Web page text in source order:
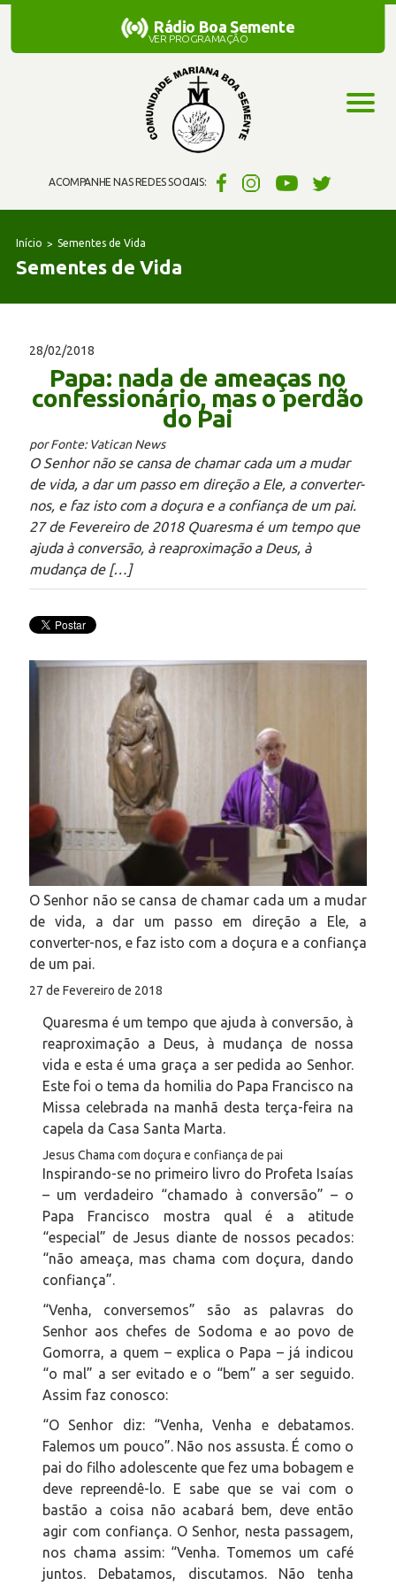
ACOMPANHE NAS REDES SOCIAIS:
Rádio Boa Semente
Rádio Boa Semente
VER PROGRAMAÇÃO
Início Sementes de Vida
Sementes de Vida
28/02/2018
Papa: nada de ameaças no
confessionário, mas o perdão
do Pai
por Fonte: Vatican News
O Senhor não se cansa de chamar cada um a mudar
de vida, a dar um passo em direção a Ele, a converter-
nos, e faz isto com a doçura e a confiança de um pai.
27 de Fevereiro de 2018 Quaresma é um tempo que
ajuda à conversão, à reaproximação a Deus, à
mudança de […]
O Senhor não se cansa de chamar cada um a mudar
de vida, a dar um passo em direção a Ele, a
converter-nos, e faz isto com a doçura e a confiança
de um pai.
27 de Fevereiro de 2018
Quaresma é um tempo que ajuda à conversão, à
reaproximação a Deus, à mudança de nossa
vida e esta é uma graça a ser pedida ao Senhor.
Este foi o tema da homilia do Papa Francisco na
Missa celebrada na manhã desta terça-feira na
capela da Casa Santa Marta.
Jesus Chama com doçura e confiança de pai
Inspirando-se no primeiro livro do Profeta Isaías
– um verdadeiro “chamado à conversão” – o
Papa Francisco mostra qual é a atitude
“especial” de Jesus diante de nossos pecados:
“não ameaça, mas chama com doçura, dando
confiança”.
“Venha, conversemos” são as palavras do
Senhor aos chefes de Sodoma e ao povo de
Gomorra, a quem – explica o Papa – já indicou
“o mal” a ser evitado e o “bem” a ser seguido.
Assim faz conosco:
“O Senhor diz: “Venha, Venha e debatamos.
Falemos um pouco”. Não nos assusta. É como o
pai do filho adolescente que fez uma bobagem e
deve repreendê-lo. E sabe que se vai com o
bastão a coisa não acabará bem, deve então
agir com confiança. O Senhor, nesta passagem,
nos chama assim: “Venha. Tomemos um café
juntos. Debatamos, discutamos. Não tenha